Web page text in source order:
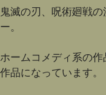
鬼滅の刃、呪術廻戦
ー。
ホームコメディ系の
作品になっています。